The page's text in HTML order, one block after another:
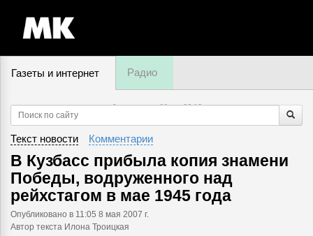
Газеты и интернет Радио
9 августа, суббота,06:18
Текст новости Комментарии
В Кузбасс прибыла копия знамени
Победы, водруженного над
рейхстагом в мае 1945 года
Опубликовано в 11:05 8 мая 2007 г.
Автор текста Илона Троицкая